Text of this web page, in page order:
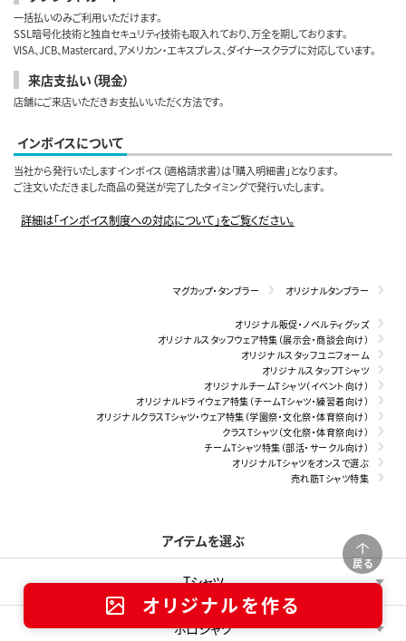
戻る
オリジナルを作る
一括払いのみご利用いただけます。
SSL暗号化技術と独自セキュリティ技術も取入れており、万全を期しております。
VISA、JCB、Mastercard、アメリカン・エキスプレス、ダイナースクラブに対応しています。
来店支払い（現金）
店舗にご来店いただきお支払いいただく方法です。
インボイスについて
当社から発行いたしますインボイス（適格請求書）は「購入明細書」となります。
ご注文いただきました商品の発送が完了したタイミングで発行いたします。
詳細は「インボイス制度への対応について」をご覧ください。
マグカップ・タンブラー オリジナルタンブラー
オリジナル販促・ノベルティグッズ
オリジナルスタッフウェア特集（展示会・商談会向け）
オリジナルスタッフユニフォーム
オリジナルスタッフTシャツ
オリジナルチームTシャツ（イベント向け）
オリジナルドライウェア特集（チームTシャツ・練習着向け）
オリジナルクラスTシャツ・ウェア特集（学園祭・文化祭・体育祭向け）
クラスTシャツ（文化祭・体育祭向け）
チームTシャツ特集（部活・サークル向け）
オリジナルTシャツをオンスで選ぶ
売れ筋Tシャツ特集
アイテムを選ぶ
Tシャツ
ポロシャツ